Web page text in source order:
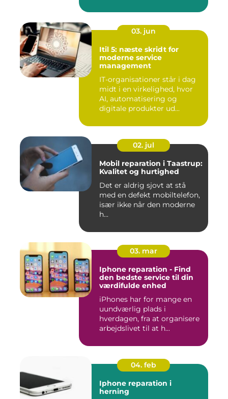
03. jun
Itil 5: næste skridt for
moderne service
management
IT-organisationer står i dag
midt i en virkelighed, hvor
AI, automatisering og
digitale produkter ud...
02. jul
Mobil reparation i Taastrup:
Kvalitet og hurtighed
Det er aldrig sjovt at stå
med en defekt mobiltelefon,
især ikke når den moderne
h...
03. mar
Iphone reparation - Find
den bedste service til din
værdifulde enhed
iPhones har for mange en
uundværlig plads i
hverdagen, fra at organisere
arbejdslivet til at h...
04. feb
Iphone reparation i
herning